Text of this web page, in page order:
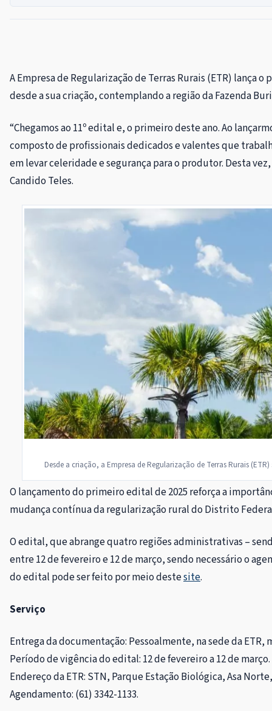
A Empresa de Regularização de Terras Rurais (ETR) lança
desde a sua criação, contemplando a região da Fazenda
“Chegamos ao 11º edital e, o primeiro deste ano. Ao
composto de profissionais dedicados e valentes que
em levar celeridade e segurança para o produtor. Desta
Candido Teles.
Desde a criação, a Empresa de Regularização de Terras Rurais
O lançamento do primeiro edital de 2025 reforça a
mudança contínua da regularização rural do Distrito
O edital, que abrange quatro regiões administrativas –
entre 12 de fevereiro e 12 de março, sendo necessário o
do edital pode ser feito por meio destesite.
Serviço
Entrega da documentação: Pessoalmente, na sede da
Período de vigência do edital: 12 de fevereiro a 12 de março.
Endereço da ETR: STN, Parque Estação Biológica, Asa
Agendamento: (61) 3342-1133.